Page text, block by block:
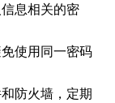
息相关的密
使用同一密码
防火墙，定期